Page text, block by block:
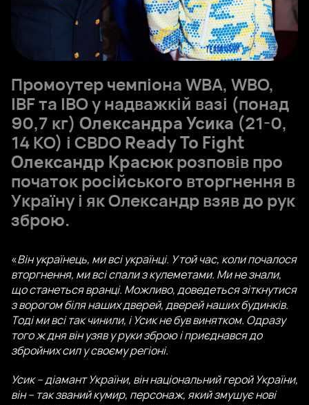
Промоутер чемпіона WBA, WBO,
IBF та IBO у надважкій вазі (понад
90,7 кг) Олександра Усика (21-0,
14 КО) і CBDOReady To Fight
Олександр Красюкрозповів про
початок російського вторгнення в
Україну і як Олександр взяв до рук
зброю.
«Він українець, ми всі українці. У той час, коли почалося
вторгнення, ми всі спали з кулеметами. Ми не знали,
що станеться вранці. Можливо, доведеться зіткнутися
з ворогом біля наших дверей, дверей наших будинків.
Тоді ми всі так чинили, і Усик не був винятком. Одразу
того ж дня він узяв у руки зброю і приєднався до
збройних сил у своєму регіоні.
Усик – діамант України, він національний герой України,
він – так званий кумир, персонаж, який змушує нові